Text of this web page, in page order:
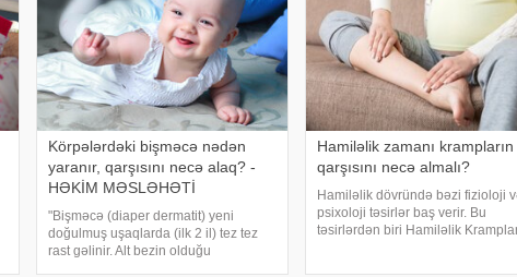
Körpələrdəki bişməcə nədən
yaranır, qarşısını necə alaq? -
HƏKİM MƏSLƏHƏTİ
"Bişməcə (diaper dermatit) yeni
doğulmuş uşaqlarda (ilk 2 il) tez tez
rast gəlinir. Alt bezin olduğu
Hamiləlik zamanı krampların
qarşısını necə almalı?
Hamiləlik dövründə bəzi fizioloji
psixoloji təsirlər baş verir. Bu
təsirlərdən biri Hamiləlik